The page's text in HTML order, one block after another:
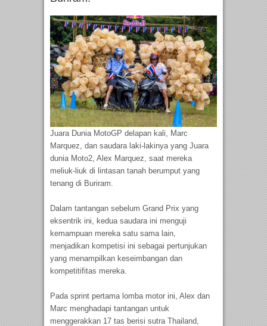
Juara Dunia MotoGP delapan kali, Marc
Marquez, dan saudara laki-lakinya yang Juara
dunia Moto2, Alex Marquez, saat mereka
meliuk-liuk di lintasan tanah berumput yang
tenang di Buriram.
Dalam tantangan sebelum Grand Prix yang
eksentrik ini, kedua saudara ini menguji
kemampuan mereka satu sama lain,
menjadikan kompetisi ini sebagai pertunjukan
yang menampilkan keseimbangan dan
kompetitifitas mereka.
Pada sprint pertama lomba motor ini, Alex dan
Marc menghadapi tantangan untuk
menggerakkan 17 tas berisi sutra Thailand,